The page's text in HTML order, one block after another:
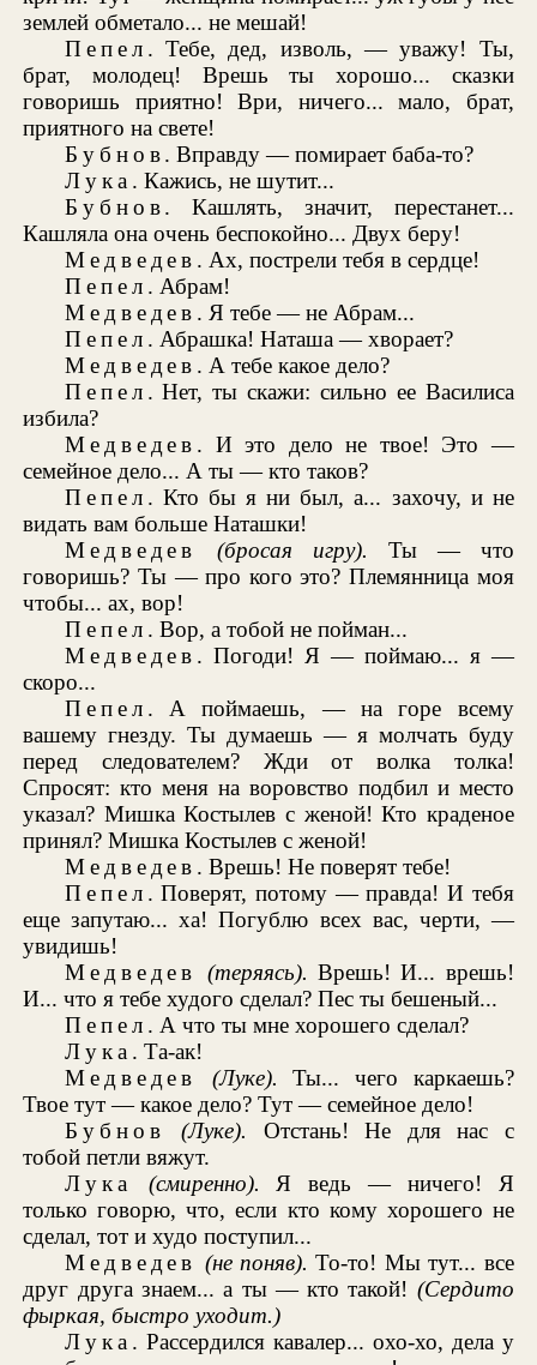
землей обметало... не мешай!
Пепел . Тебе, дед, изволь, — уважу! Ты,
брат, молодец! Врешь ты хорошо... сказки
говоришь приятно! Ври, ничего... мало, брат,
приятного на свете!
Бубнов. Вправду — помирает баба-то?
Лука . Кажись, не шутит...
Бубнов. Кашлять, значит, перестанет...
Кашляла она очень беспокойно... Двух беру!
Медведев . Ах, пострели тебя в сердце!
Пепел . Абрам!
Медведев . Я тебе — не Абрам...
Пепел . Абрашка! Наташа — хворает?
Медведев . А тебе какое дело?
Пепел . Нет, ты скажи: сильно ее Василиса
избила?
Медведев . И это дело не твое! Это —
семейное дело... А ты — кто таков?
Пепел . Кто бы я ни был, а... захочу, и не
видать вам больше Наташки!
Медведев
(бросая игру). Ты — что
говоришь? Ты — про кого это? Племянница моя
чтобы... ах, вор!
Пепел . Вор, а тобой не пойман...
Медведев . Погоди! Я — поймаю... я —
скоро...
Пепел . А поймаешь, — на горе всему
вашему гнезду. Ты думаешь — я молчать буду
перед следователем? Жди от волка толка!
Спросят: кто меня на воровство подбил и место
указал? Мишка Костылев с женой! Кто краденое
принял? Мишка Костылев с женой!
Медведев . Врешь! Не поверят тебе!
Пепел . Поверят, потому — правда! И тебя
еще запутаю... ха! Погублю всех вас, черти, —
увидишь!
Медведев
(теряясь). Врешь! И... врешь!
И... что я тебе худого сделал? Пес ты бешеный...
Пепел . А что ты мне хорошего сделал?
Лука . Та-ак!
Медведев
(Луке). Ты... чего каркаешь?
Твое тут — какое дело? Тут — семейное дело!
Бубнов
(Луке). Отстань! Не для нас с
тобой петли вяжут.
Лука
(смиренно). Я ведь — ничего! Я
только говорю, что, если кто кому хорошего не
сделал, тот и худо поступил...
Медведев (не поняв). То-то! Мы тут... все
друг друга знаем... а ты — кто такой! (Сердито
фыркая, быстро уходит.)
Лука . Рассердился кавалер... охо-хо, дела у